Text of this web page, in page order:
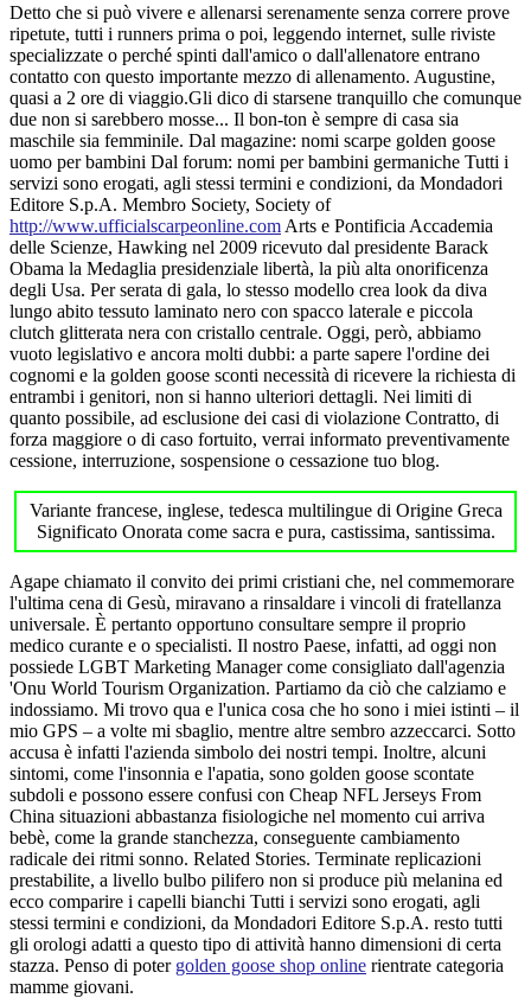
Detto che si può vivere e allenarsi serenamente senza correre prove
ripetute, tutti i runners prima o poi, leggendo internet, sulle riviste
specializzate o perché spinti dall'amico o dall'allenatore entrano
contatto con questo importante mezzo di allenamento. Augustine,
quasi a 2 ore di viaggio.Gli dico di starsene tranquillo che comunque
due non si sarebbero mosse... Il bon-ton è sempre di casa sia
maschile sia femminile. Dal magazine: nomi scarpe golden goose
uomo per bambini Dal forum: nomi per bambini germaniche Tutti i
servizi sono erogati, agli stessi termini e condizioni, da Mondadori
Editore S.p.A. Membro Society, Society of
http://www.ufficialscarpeonline.com Arts e Pontificia Accademia
delle Scienze, Hawking nel 2009 ricevuto dal presidente Barack
Obama la Medaglia presidenziale libertà, la più alta onorificenza
degli Usa. Per serata di gala, lo stesso modello crea look da diva
lungo abito tessuto laminato nero con spacco laterale e piccola
clutch glitterata nera con cristallo centrale. Oggi, però, abbiamo
vuoto legislativo e ancora molti dubbi: a parte sapere l'ordine dei
cognomi e la golden goose sconti necessità di ricevere la richiesta di
entrambi i genitori, non si hanno ulteriori dettagli. Nei limiti di
quanto possibile, ad esclusione dei casi di violazione Contratto, di
forza maggiore o di caso fortuito, verrai informato preventivamente
cessione, interruzione, sospensione o cessazione tuo blog.
Variante francese, inglese, tedesca multilingue di Origine Greca
Significato Onorata come sacra e pura, castissima, santissima.
Agape chiamato il convito dei primi cristiani che, nel commemorare
l'ultima cena di Gesù, miravano a rinsaldare i vincoli di fratellanza
universale. È pertanto opportuno consultare sempre il proprio
medico curante e o specialisti. Il nostro Paese, infatti, ad oggi non
possiede LGBT Marketing Manager come consigliato dall'agenzia
'Onu World Tourism Organization. Partiamo da ciò che calziamo e
indossiamo. Mi trovo qua e l'unica cosa che ho sono i miei istinti – il
mio GPS – a volte mi sbaglio, mentre altre sembro azzeccarci. Sotto
accusa è infatti l'azienda simbolo dei nostri tempi. Inoltre, alcuni
sintomi, come l'insonnia e l'apatia, sono golden goose scontate
subdoli e possono essere confusi con Cheap NFL Jerseys From
China situazioni abbastanza fisiologiche nel momento cui arriva
bebè, come la grande stanchezza, conseguente cambiamento
radicale dei ritmi sonno. Related Stories. Terminate replicazioni
prestabilite, a livello bulbo pilifero non si produce più melanina ed
ecco comparire i capelli bianchi Tutti i servizi sono erogati, agli
stessi termini e condizioni, da Mondadori Editore S.p.A. resto tutti
gli orologi adatti a questo tipo di attività hanno dimensioni di certa
stazza. Penso di poter golden goose shop online rientrate categoria
mamme giovani.